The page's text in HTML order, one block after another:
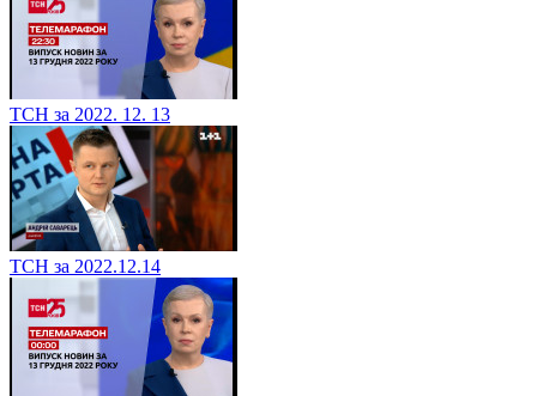
ТСН за 2022. 12. 13
ТСН за 2022.12.14